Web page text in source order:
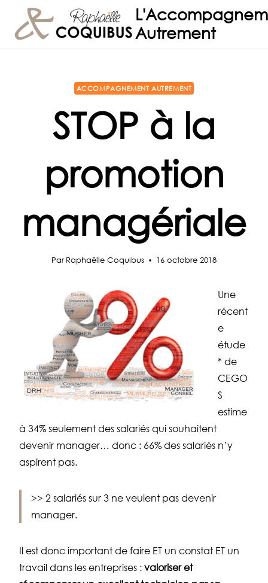
contenu
Autrement
ACCOMPAGNEMENT AUTREMENT
STOP à la
promotion
managériale
Par Raphaëlle Coquibus 16 octobre 2018
Une
récent
e
étude
* de
CEGO
S
estime
à 34% seulement des salariés qui souhaitent
devenir manager… donc : 66% des salariés n’y
aspirent pas.
>> 2 salariés sur 3 ne veulent pas devenir
manager.
Il est donc important de faire ET un constat ET un
travail dans les entreprises : valoriser et